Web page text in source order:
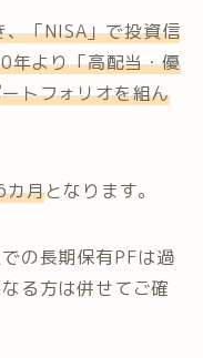
「NISA」で投資信
年より「高配当・優
トフォリオを組ん
カ月となります。
の長期保有PFは過
る方は併せてご確